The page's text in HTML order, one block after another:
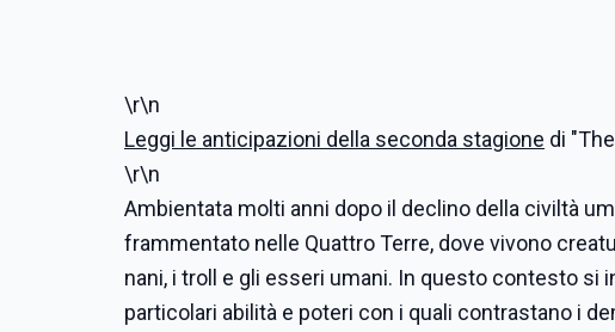
\r\n
Leggi le anticipazioni della seconda stagione di
\r\n
Ambientata molti anni dopo il declino della civiltà
frammentato nelle Quattro Terre, dove vivono
nani, i troll e gli esseri umani. In questo contesto si
particolari abilità e poteri con i quali contrastano i